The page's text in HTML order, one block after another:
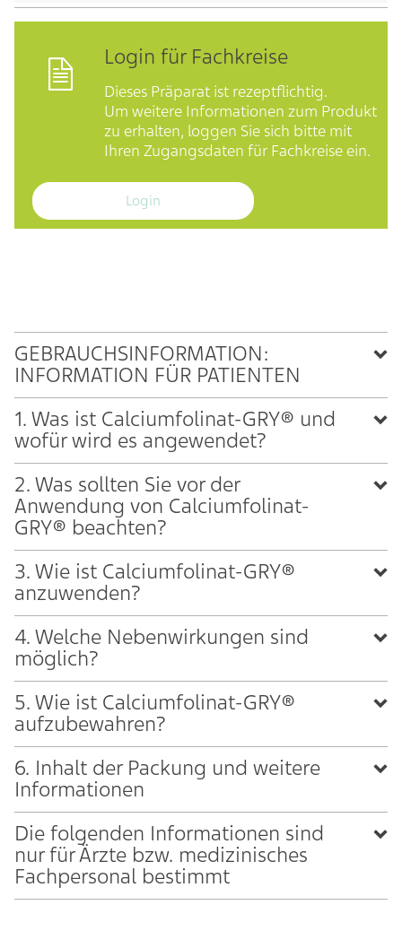
Login für Fachkreise
Dieses Präparat ist rezeptflichtig.
Um weitere Informationen zum Produkt
zu erhalten, loggen Sie sich bitte mit
Ihren Zugangsdaten für Fachkreise ein.
Login
GEBRAUCHSINFORMATION:
INFORMATION FÜR PATIENTEN
1. Was ist Calciumfolinat-GRY® und
wofür wird es angewendet?
2. Was sollten Sie vor der
Anwendung von Calciumfolinat-
GRY® beachten?
3. Wie ist Calciumfolinat-GRY®
anzuwenden?
4. Welche Nebenwirkungen sind
möglich?
5. Wie ist Calciumfolinat-GRY®
aufzubewahren?
6. Inhalt der Packung und weitere
Informationen
Die folgenden Informationen sind
nur für Ärzte bzw. medizinisches
Fachpersonal bestimmt